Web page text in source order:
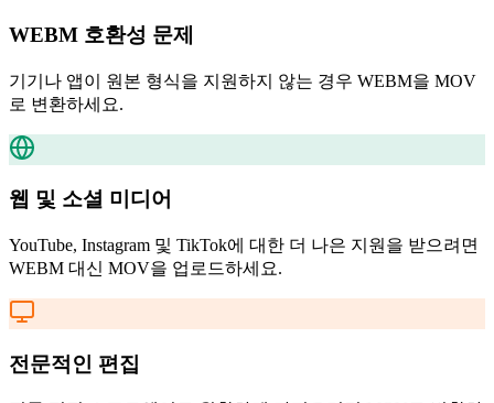
WEBM 호환성 문제
기기나 앱이 원본 형식을 지원하지 않는 경우 WEBM을 MOV
로 변환하세요.
웹 및 소셜 미디어
YouTube, Instagram 및 TikTok에 대한 더 나은 지원을 받으려면
WEBM 대신 MOV을 업로드하세요.
전문적인 편집